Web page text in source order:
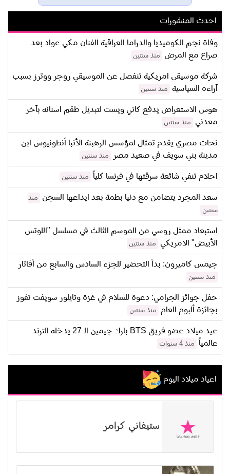
احدث المنشورات
وفاة نجم الكوميديا والدراما العراقية الفنان مكي عواد بعد
صراع مع المرض
منذ سنتين
شركة موسيقى امريكية تنفصل عن الموسيقي روجر ووترز بسبب
آراءه السياسية
منذ سنتين
هوس الاستعراض يدفع كاني ويست لتبديل طقم اسنانه بآخر
معدني
منذ سنتين
نحات مصري يقدم تمثال لمؤسس الرهبنة الأنبا أنطونيوس ابن
مدينة بني سويف في صعيد مصر
منذ سنتين
احلام تنفي شائعة سرقتها في فرنسا كلياً منذ سنتين
سعد المجرد يتضامن مع دنيا بطمة بعد ايداعها السجن
منذ
سنتين
استبعاد ممثل روسي من الموسم الثالث في مسلسل "اللوتس
الأبيض" الامريكي
منذ سنتين
جيمس كاميرون: بدأ التحضير للجزء السادس والسابع من أفاتار
منذ سنتين
حفل جوائز الجرامي: دعوة للسلام في غزة وتايلور سويفت تفوز
بجائزة ألبوم العام
منذ سنتين
عيد ميلاد عضو فريق BTS بارك جيمين الـ 27 يدخله الترند
عالمياً
منذ 4 سنوات
اعياد ميلاد اليوم
ستيفاني كرامر